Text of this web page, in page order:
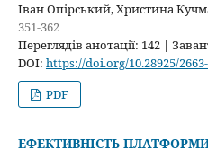
Іван Опірський, Христина
351-362
Переглядів анотації: 142 |
DOI: https://doi.org/10.28925/2663-
PDF
ЕФЕКТИВНІСТЬ ПЛАТФОРМИ